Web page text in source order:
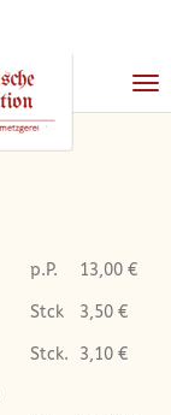
p.P. 13,00 €
Stck 3,50 €
Stck. 3,10 €